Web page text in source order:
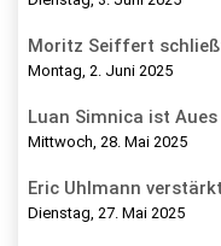
Moritz Seiffert
Montag, 2. Juni 2025
Luan Simnica ist
Mittwoch, 28. Mai 2025
Eric Uhlmann
Dienstag, 27. Mai 2025